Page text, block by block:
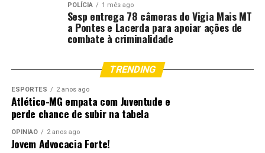
POLÍCIA 1 mês ago
Sesp entrega 78 câmeras do Vigia Mais MT
a Pontes e Lacerda para apoiar ações de
combate à criminalidade
TRENDING
ESPORTES 2 anos ago
Atlético-MG empata com Juventude e
perde chance de subir na tabela
OPINIÃO 2 anos ago
Jovem Advocacia Forte!